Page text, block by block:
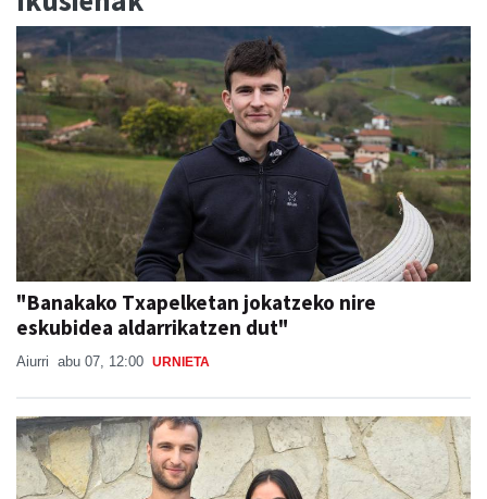
"Banakako Txapelketan jokatzeko nire
eskubidea aldarrikatzen dut"
Aiurri abu 07, 12:00 URNIETA